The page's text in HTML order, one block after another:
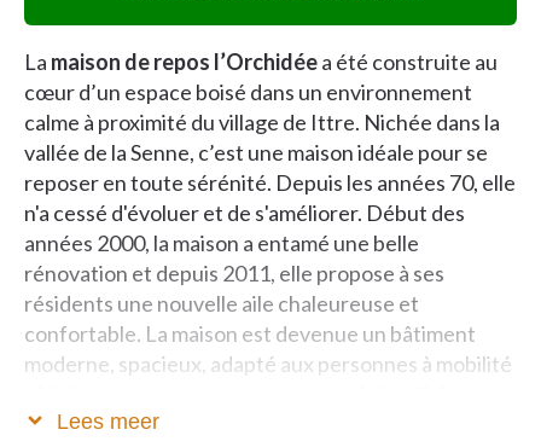
La maison de repos l’Orchidéea été construite au
cœur d’un espace boisé dans un environnement
calme à proximité du village de Ittre. Nichée dans la
vallée de la Senne, c’est une maison idéale pour se
reposer en toute sérénité. Depuis les années 70, elle
n'a cessé d'évoluer et de s'améliorer. Début des
années 2000, la maison a entamé une belle
rénovation et depuis 2011, elle propose à ses
résidents une nouvelle aile chaleureuse et
confortable. La maison est devenue un bâtiment
moderne, spacieux, adapté aux personnes à mobilité
convivial.
Lees meer